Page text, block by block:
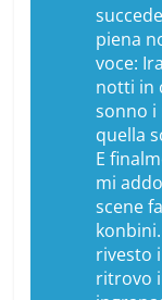
piena
voce:
notti in
sonno i
quella
E
mi
scene
konbini
rivesto
ritrovo